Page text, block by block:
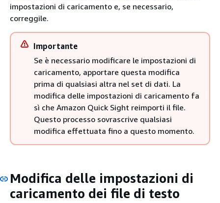
impostazioni di caricamento e, se necessario,
correggile.
Importante
Se è necessario modificare le impostazioni di
caricamento, apportare questa modifica
prima di qualsiasi altra nel set di dati. La
modifica delle impostazioni di caricamento fa
sì che Amazon Quick Sight reimporti il file.
Questo processo sovrascrive qualsiasi
modifica effettuata fino a questo momento.
Modifica delle impostazioni di
caricamento dei file di testo